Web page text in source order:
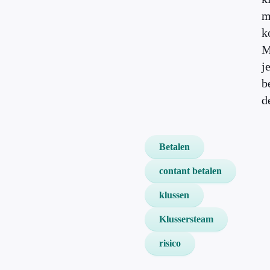
Betalen
contant betalen
klussen
Klussersteam
risico